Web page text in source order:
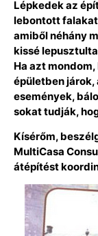
Lépkedek az
lebontott
amiből néhány
kissé
Ha azt
épületben
események,
sokat tudják,
Kísérőm,
MultiCasa
átépítést